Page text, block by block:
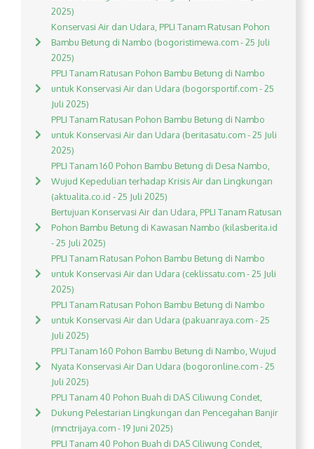
2025)
Konservasi Air dan Udara, PPLI Tanam Ratusan Pohon
Bambu Betung di Nambo (bogoristimewa.com - 25 Juli
2025)
PPLI Tanam Ratusan Pohon Bambu Betung di Nambo
untuk Konservasi Air dan Udara (bogorsportif.com - 25
Juli 2025)
PPLI Tanam Ratusan Pohon Bambu Betung di Nambo
untuk Konservasi Air dan Udara (beritasatu.com - 25 Juli
2025)
PPLI Tanam 160 Pohon Bambu Betung di Desa Nambo,
Wujud Kepedulian terhadap Krisis Air dan Lingkungan
(aktualita.co.id - 25 Juli 2025)
Bertujuan Konservasi Air dan Udara, PPLI Tanam Ratusan
Pohon Bambu Betung di Kawasan Nambo (kilasberita.id
- 25 Juli 2025)
PPLI Tanam Ratusan Pohon Bambu Betung di Nambo
untuk Konservasi Air dan Udara (ceklissatu.com - 25 Juli
2025)
PPLI Tanam Ratusan Pohon Bambu Betung di Nambo
untuk Konservasi Air dan Udara (pakuanraya.com - 25
Juli 2025)
PPLI Tanam 160 Pohon Bambu Betung di Nambo, Wujud
Nyata Konservasi Air Dan Udara (bogoronline.com - 25
Juli 2025)
PPLI Tanam 40 Pohon Buah di DAS Ciliwung Condet,
Dukung Pelestarian Lingkungan dan Pencegahan Banjir
(mnctrijaya.com - 19 Juni 2025)
PPLI Tanam 40 Pohon Buah di DAS Ciliwung Condet,